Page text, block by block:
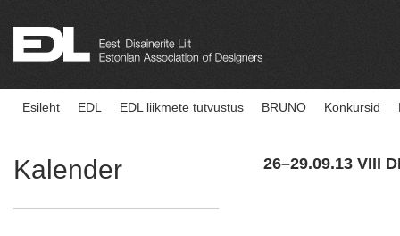
Esileht EDL EDL liikmete tutvustus BRUNO Konkursid
Kalender 26–29.09.13 VIII